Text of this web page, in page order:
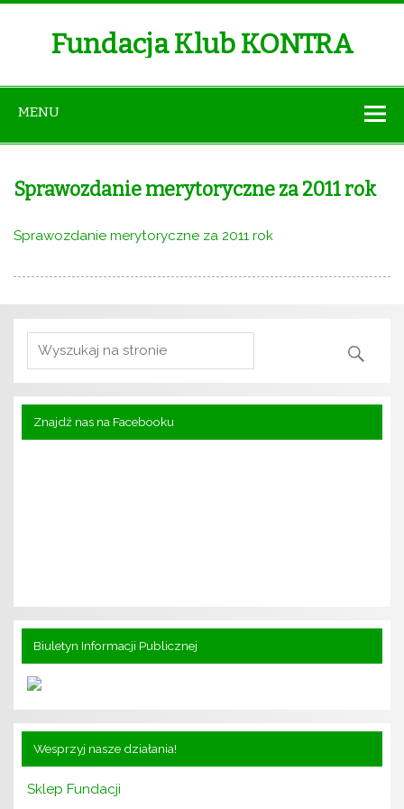
Fundacja Klub KONTRA
MENU
Sprawozdanie merytoryczne za 2011 rok
Sprawozdanie merytoryczne za 2011 rok
Znajdź nas na Facebooku
Biuletyn Informacji Publicznej
Wesprzyj nasze działania!
Sklep Fundacji